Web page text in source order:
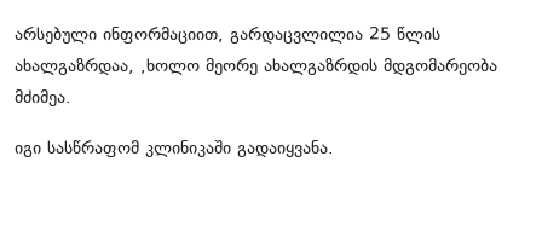
არსებული ინფორმაციით, გარდაცვლილია 25 წლის
ახალგაზრდაა, ,ხოლო მეორე ახალგაზრდის მდგომარეობა
მძიმეა.
იგი სასწრაფომ კლინიკაში გადაიყვანა.